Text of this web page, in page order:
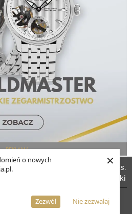
o nowych
Nie zezwalaj
Zezwól
×
REKLAMA
usług korzystamy z plików cookies.
iż wyrażasz zgodę na to, że pliki
w Twoim urządzeniu.
Więcej informacji